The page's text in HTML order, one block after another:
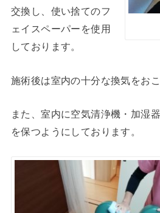
交換し、使い捨てのフ
ェイスペーパーを使用
しております。
施術後は室内の十分な換気をお
また、室内に空気清浄機・加湿
を保つようにしております。